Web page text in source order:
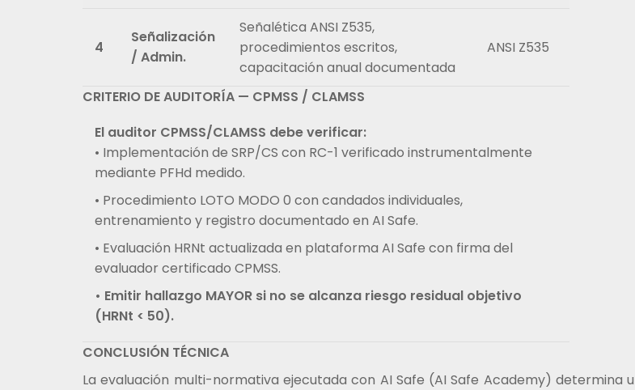
4
Señalización
/ Admin.
Señalética ANSI Z535,
procedimientos escritos,
capacitación anual documentada
ANSI Z535
CRITERIO DE AUDITORÍA — CPMSS / CLAMSS
El auditor CPMSS/CLAMSS debe verificar:
• Implementación de SRP/CS con RC-1 verificado instrumentalmente
mediante PFHd medido.
• Procedimiento LOTO MODO 0 con candados individuales,
entrenamiento y registro documentado en AI Safe.
• Evaluación HRNt actualizada en plataforma AI Safe con firma del
evaluador certificado CPMSS.
• Emitir hallazgo MAYOR si no se alcanza riesgo residual objetivo
(HRNt < 50).
CONCLUSIÓN TÉCNICA
La evaluación multi-normativa ejecutada con AI Safe (AI Safe Academy) determina un